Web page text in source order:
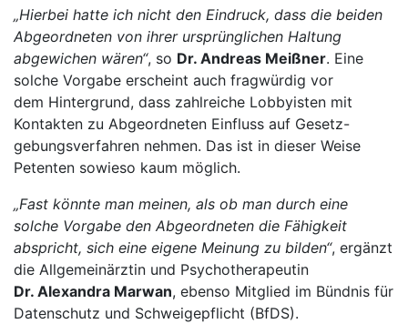
„Hierbei hatte ich nicht den Eindruck, dass die beiden
Abgeordneten von ihrer ursprünglichen Haltung
abgewichen wären“, so Dr. Andreas Meißner. Eine
solche Vorgabe erscheint auch fragwürdig vor
dem Hintergrund, dass zahlreiche Lobbyisten mit
Kontakten zu Abgeordneten Einfluss auf Gesetz-
gebungsverfahren nehmen. Das ist in dieser Weise
Petenten sowieso kaum möglich.
„Fast könnte man meinen, als ob man durch eine
solche Vorgabe den Abgeordneten die Fähigkeit
abspricht, sich eine eigene Meinung zu bilden“, ergänzt
die Allgemeinärztin und Psychotherapeutin
Dr. Alexandra Marwan, ebenso Mitglied im Bündnis für
Datenschutz und Schweigepflicht (BfDS).